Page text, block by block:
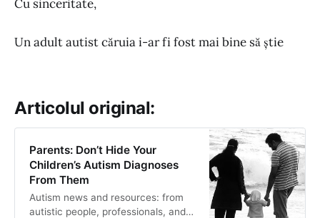
Cu sinceritate,
Un adult autist căruia i-ar fi fost mai bine să știe
Articolul original:
Parents: Don’t Hide Your
Children’s Autism Diagnoses
From Them
Autism news and resources: from
autistic people, professionals, and